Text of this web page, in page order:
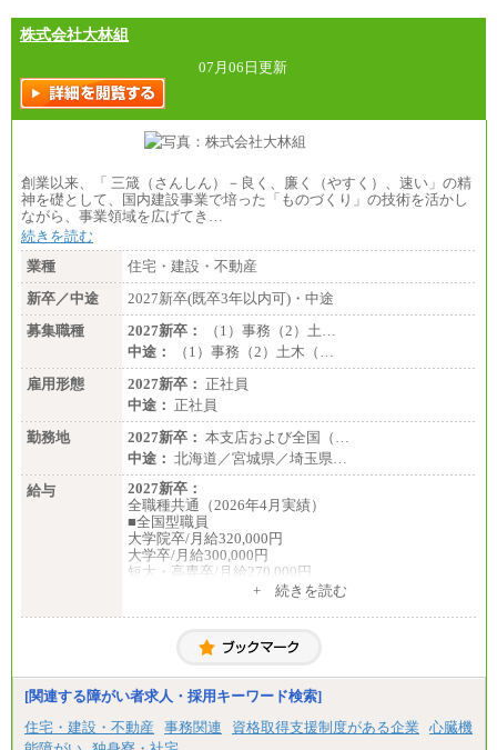
株式会社大林組
07月06日更新
創業以来、「 三箴（さんしん）－良く、廉く（やすく）、速い」の精
神を礎として、国内建設事業で培った「ものづくり」の技術を活かし
ながら、事業領域を広げてき…
続きを読む
業種
住宅・建設・不動産
新卒／中途
2027新卒(既卒3年以内可)・中途
募集職種
2027新卒：
（1）事務（2）土…
中途：
（1）事務（2）土木（…
雇用形態
2027新卒： 正社員
中途： 正社員
勤務地
2027新卒： 本支店および全国（…
中途： 北海道／宮城県／埼玉県…
給与
2027新卒：
全職種共通（2026年4月実績）
■全国型職員
大学院卒/月給320,000円
大学卒/月給300,000円
短大・高専卒/月給270,000円
大学院卒/月給256,000円～288,000円
大学卒/月給240,000円～270,000円
短大・高専卒/月給216,000円～243,000円
■特定職員※
大学院卒/月給234,000円～263,000円
大学卒/月給219,000円～246,000円
短大・高専卒/月給197,000円～222,000円
+ 続きを読む
[関連する障がい者求人・採用キーワード検索]
住宅・建設・不動産
事務関連 資格取得支援制度がある企業
心臓機